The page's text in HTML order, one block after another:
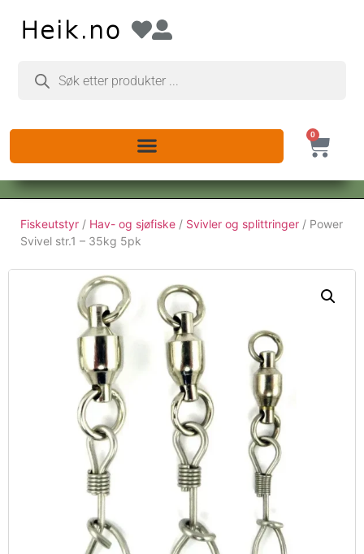
0
Fiskeutstyr / Hav- og sjøfiske / Svivler og splittringer / Power
Svivel str.1 – 35kg 5pk